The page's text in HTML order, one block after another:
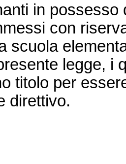
in possesso
con
scuola
legge, i
titolo per
direttivo.